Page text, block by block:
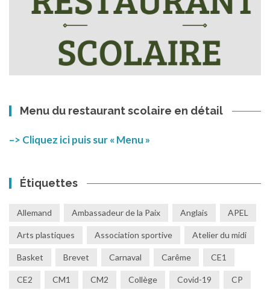
Menu du restaurant scolaire en détail
–> Cliquez ici puis sur « Menu »
Étiquettes
Allemand Ambassadeur de la Paix Anglais APEL
Arts plastiques Association sportive Atelier du midi
Basket Brevet Carnaval Carême CE1
CE2 CM1 CM2 Collège Covid-19 CP